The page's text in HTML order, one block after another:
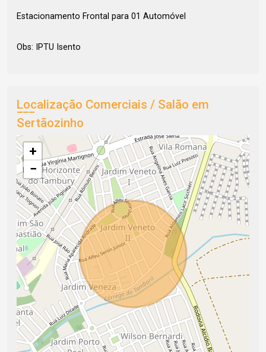
Estacionamento Frontal para 01 Automóvel
Obs: IPTU Isento
Localização Comerciais / Salão em
Sertãozinho
+
−